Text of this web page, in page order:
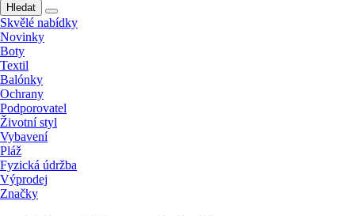
Hledat
Skvělé nabídky
Novinky
Boty
Textil
Balónky
Ochrany
Podporovatel
Životní styl
Vybavení
Pláž
Fyzická údržba
Výprodej
Značky